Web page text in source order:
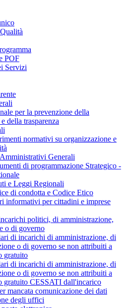
POF
Servizi
per la prevenzione della
della trasparenza
normativi su organizzazione e
Generali
di programmazione Strategico -
e Leggi Regionali
di condotta e Codice Etico
informativi per cittadini e imprese
politici, di amministrazione,
o di governo
di incarichi di amministrazione, di
o di governo se non attribuiti a
gratuito
di incarichi di amministrazione, di
o di governo se non attribuiti a
gratuito CESSATI dall'incarico
mancata comunicazione dei dati
degli uffici